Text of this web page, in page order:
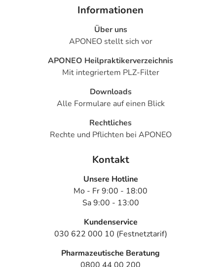
- Orthostatische Hypotonie (Kreislaufstörungen aufgrund
- Erbrechen
- Verdauungsbeschwerden
- Vermehrter Speichelfluss
- Hautausschlag
- Gestörtes Anschwellen des männlichen Gliedes
(erektile Dysfunktion)
- Gestörter Samenerguss
- Ausbleibender Samenerguss
- Teilnahmslosigkeit (Apathie)
Informationen
Über uns
APONEO stellt sich vor
APONEO Heilpraktikerverzeichnis
Mit integriertem PLZ-Filter
Downloads
Alle Formulare auf einen Blick
Rechtliches
Rechte und Pflichten bei APONEO
Kontakt
Unsere Hotline
Mo - Fr 9:00 - 18:00
Sa 9:00 - 13:00
Kundenservice
030 622 000 10 (Festnetztarif)
Pharmazeutische Beratung